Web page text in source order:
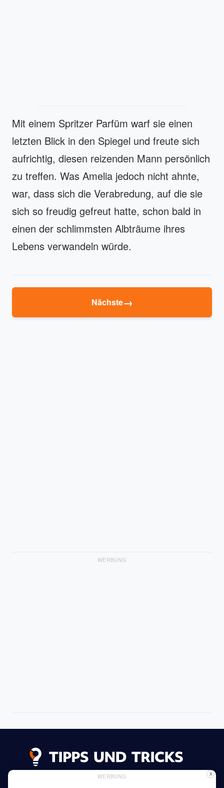
Mit einem Spritzer Parfüm warf sie einen
letzten Blick in den Spiegel und freute sich
aufrichtig, diesen reizenden Mann persönlich
zu treffen. Was Amelia jedoch nicht ahnte,
war, dass sich die Verabredung, auf die sie
sich so freudig gefreut hatte, schon bald in
einen der schlimmsten Albträume ihres
Lebens verwandeln würde.
Nächste→
WERBUNG
WERBUNG X